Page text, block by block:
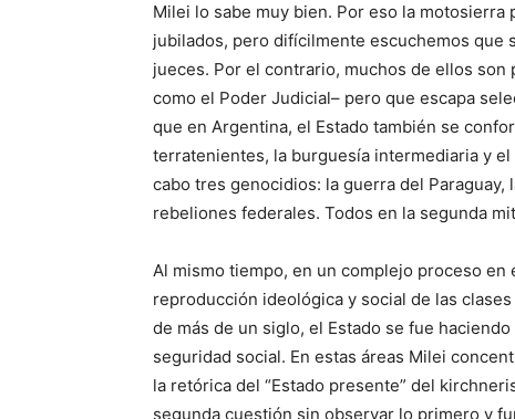
Milei lo sabe muy bien. Por eso la motosierra
jubilados, pero difícilmente escuchemos que
jueces. Por el contrario, muchos de ellos
como el Poder Judicial– pero que escapa
que en Argentina, el Estado también se
terratenientes, la burguesía intermediaria y
cabo tres genocidios: la guerra del
rebeliones federales. Todos en la segunda
Al mismo tiempo, en un complejo proceso
reproducción ideológica y social de las
de más de un siglo, el Estado se fue
seguridad social. En estas áreas Milei
la retórica del “Estado presente” del
segunda cuestión sin observar lo primero y